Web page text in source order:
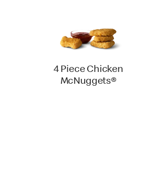
4 Piece Chicken
McNuggets®